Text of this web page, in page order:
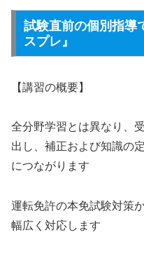
試験直前の個別指導
スプレ』
【講習の概要】
全分野学習とは異なり、
出し、補正および知識の
につながります
運転免許の本免試験対策
幅広く対応します